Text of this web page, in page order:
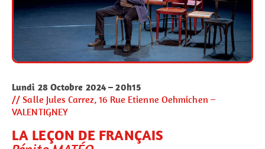
Lundi 28 Octobre 2024 – 20h15
// Salle Jules Carrez, 16 Rue Etienne Oehmichen –
VALENTIGNEY
LA LEÇON DE FRANÇAIS